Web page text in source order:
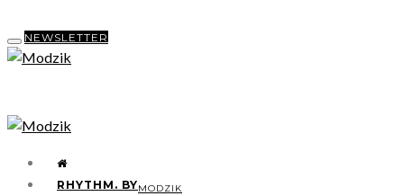
NEWSLETTER
RHYTHM. BYMODZIK